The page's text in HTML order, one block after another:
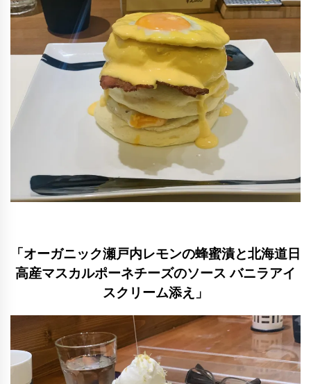
「オーガニック瀬戸内レモンの蜂蜜漬と北海道日
高産マスカルポーネチーズのソース バニラアイ
スクリーム添え」